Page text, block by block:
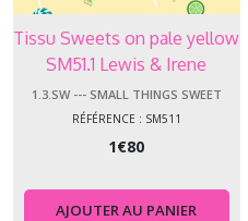
Tissu Sweets on pale yellow
SM51.1 Lewis & Irene
1.3.SW --- SMALL THINGS SWEET
RÉFÉRENCE : SM511
1€80
AJOUTER AU PANIER